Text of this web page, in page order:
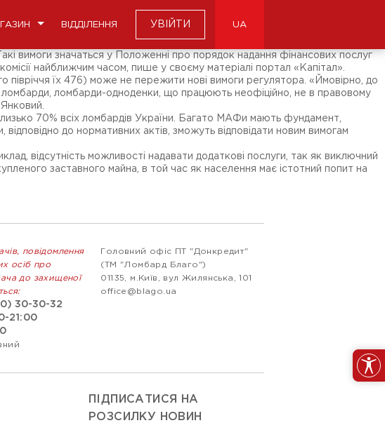
ВІДДІЛЕННЯ УВІЙТИ UA
вимоги значаться у Положенні про порядок надання фінансових послуг
найближчим часом, пише у своєму матеріалі портал «Капітал».
їх 476) може не пережити нові вимоги регулятора. «Ймовірно, до
ломбарди-одноденки, що працюють неофіційно, не в правовому
70% всіх ломбардів України. Багато МАФи мають фундамент,
до нормативних актів, зможуть відповідати новим вимогам
відсутність можливості надавати додаткові послуги, так як виключний
заставного майна, в той час як населення має істотний попит на
повідомлення
осіб про
до захищеної
30-30-32
21:00
Головний офіс ПТ "Донкредит"
(ТМ "Ломбард Благо")
01135, м.Київ, вул Жилянська, 101
office@blago.ua
ПІДПИСАТИСЯ НА
РОЗСИЛКУ НОВИН